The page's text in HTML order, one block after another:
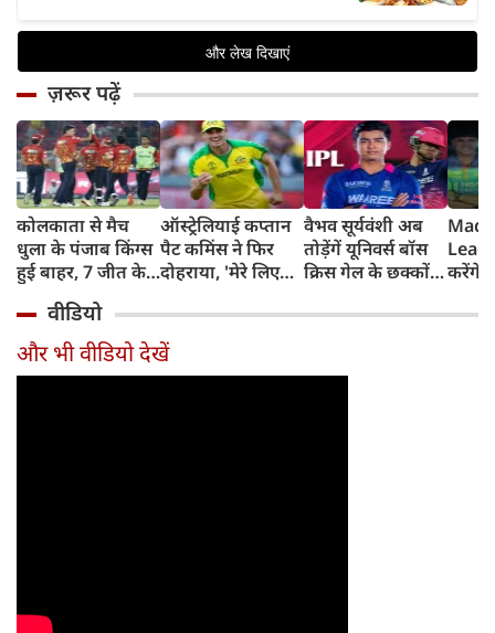
ज़रूर पढ़ें
कोलकाता से मैच
धुला के पंजाब किंग्स
हुई बाहर, 7 जीत के
ऑस्ट्रेलियाई कप्तान
पैट कमिंस ने फिर
दोहराया, 'मेरे लिए
वैभव सूर्यवंशी अब
तोड़ेंगें यूनिवर्स बॉस
क्रिस गेल के छक्कों
करेंगे
टीम में
वीडियो
और भी वीडियो देखें